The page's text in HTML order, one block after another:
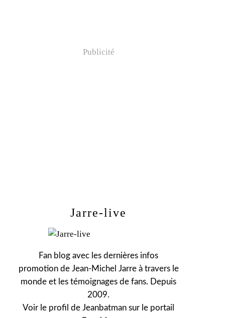
Publicité
Jarre-live
Fan blog avec les dernières infos
promotion de Jean-Michel Jarre à travers le
monde et les témoignages de fans. Depuis
2009.
Voir le profil de Jeanbatman sur le portail